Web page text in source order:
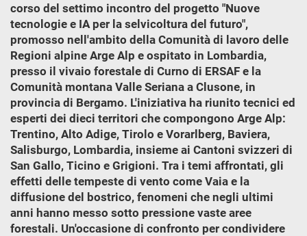
corso del settimo incontro del progetto "Nuove
tecnologie e IA per la selvicoltura del futuro",
promosso nell'ambito della Comunità di lavoro delle
Regioni alpine Arge Alp e ospitato in Lombardia,
presso il vivaio forestale di Curno di ERSAF e la
Comunità montana Valle Seriana a Clusone, in
provincia di Bergamo. L'iniziativa ha riunito tecnici ed
esperti dei dieci territori che compongono Arge Alp:
Trentino, Alto Adige, Tirolo e Vorarlberg, Baviera,
Salisburgo, Lombardia, insieme ai Cantoni svizzeri di
San Gallo, Ticino e Grigioni. Tra i temi affrontati, gli
effetti delle tempeste di vento come Vaia e la
diffusione del bostrico, fenomeni che negli ultimi
anni hanno messo sotto pressione vaste aree
forestali. Un'occasione di confronto per condividere